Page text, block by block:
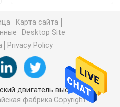
двигатели
DC
переменной скорости
Карта сайта
Desktop Site
Privacy Policy
двигатель высокой
фабрика.Copyright